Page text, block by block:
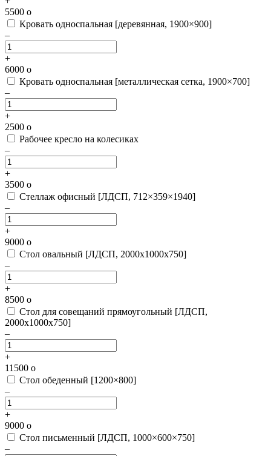
5500 o
Кровать односпальная [деревянная, 1900×900]
–
+
6000 o
Кровать односпальная [металлическая сетка, 1900×700]
–
+
2500 o
Рабочее кресло на колесиках
–
+
3500 o
Стеллаж офисный [ЛДСП, 712×359×1940]
–
+
9000 o
Стол овальный [ЛДСП, 2000х1000х750]
–
+
8500 o
Стол для совещаний прямоугольный [ЛДСП,
2000х1000х750]
–
+
11500 o
Стол обеденный [1200×800]
–
+
9000 o
Стол письменный [ЛДСП, 1000×600×750]
–